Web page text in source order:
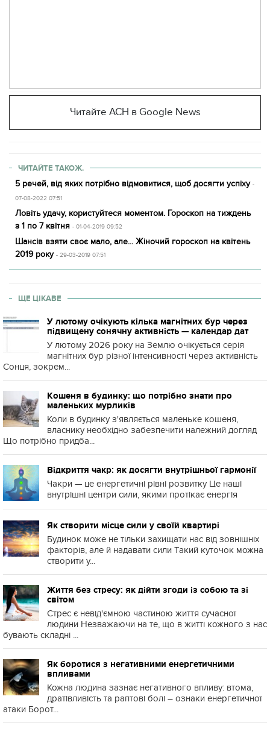
Читайте АСН в Google News
ЧИТАЙТЕ ТАКОЖ.
5 речей, від яких потрібно відмовитися, щоб досягти успіху -
07-08-2022 07:51
Ловіть удачу, користуйтеся моментом. Гороскоп на тиждень
з 1 по 7 квітня - 01-04-2019 09:52
Шансів взяти своє мало, але... Жіночий гороскоп на квітень
2019 року - 29-03-2019 07:51
ЩЕ ЦІКАВЕ
У лютому очікують кілька магнітних бур через
підвищену сонячну активність — календар дат
У лютому 2026 року на Землю очікується серія
магнітних бур різної інтенсивності через активність
Сонця, зокрем...
Кошеня в будинку: що потрібно знати про
маленьких мурликів
Коли в будинку з'являється маленьке кошеня,
власнику необхідно забезпечити належний догляд
Що потрібно придба...
Відкриття чакр: як досягти внутрішньої гармонії
Чакри — це енергетичні рівні розвитку Це наші
внутрішні центри сили, якими протікає енергія
Як створити місце сили у своїй квартирі
Будинок може не тільки захищати нас від зовнішніх
факторів, але й надавати сили Такий куточок можна
створити у...
Життя без стресу: як дійти згоди із собою та зі
світом
Стрес є невід'ємною частиною життя сучасної
людини Незважаючи на те, що в житті кожного з нас
бувають складні ...
Як боротися з негативними енергетичними
впливами
Кожна людина зазнає негативного впливу: втома,
дратівливість та раптові болі – ознаки енергетичної
атаки Борот...